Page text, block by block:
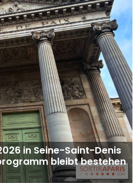
in Seine-Saint-Denis
bleibt bestehen